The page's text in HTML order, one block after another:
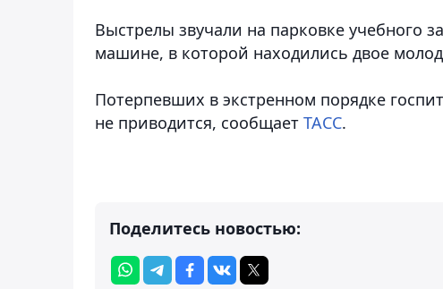
Выстрелы звучали на парковке учебного
машине, в которой находились двое
Потерпевших в экстренном порядке
не приводится, сообщает ТАСС.
Поделитесь новостью: